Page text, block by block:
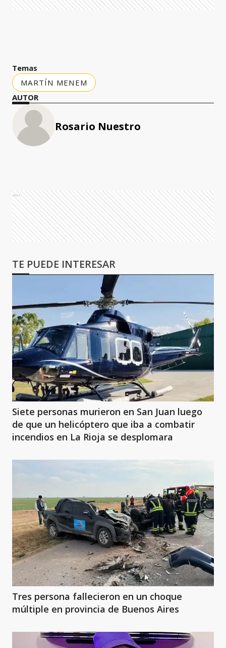
Temas
MARTÍN MENEM
AUTOR
Rosario Nuestro
Ads
TE PUEDE INTERESAR
Siete personas murieron en San Juan luego
de que un helicóptero que iba a combatir
incendios en La Rioja se desplomara
Tres persona fallecieron en un choque
múltiple en provincia de Buenos Aires